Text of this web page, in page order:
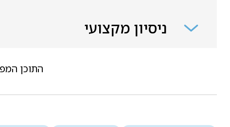
ניסיון מקצועי
התוכן